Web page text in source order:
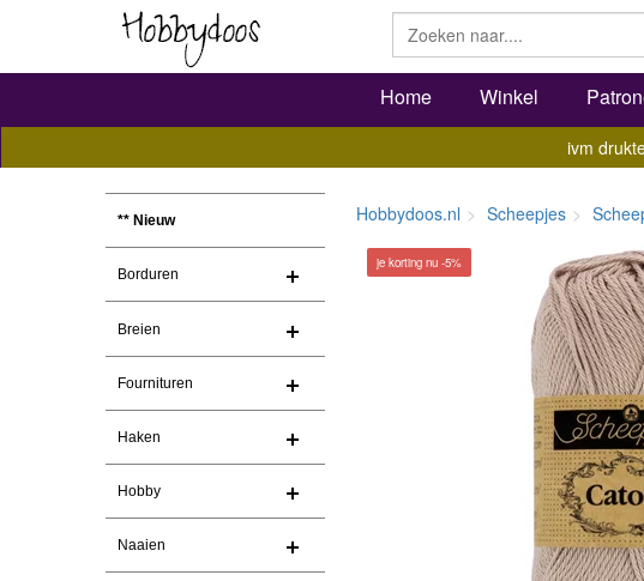
Home Winkel
ivm
** Nieuw
Borduren
Breien
Fournituren
Haken
Hobby
Naaien
Hobbydoos.nl Scheepjes
je korting nu -5%